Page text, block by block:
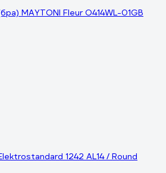
MAYTONI Fleur O414WL-01GB
1242 AL14 / Round